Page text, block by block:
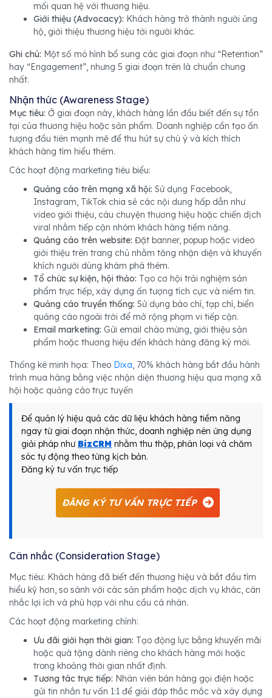
mối quan hệ với thương hiệu.
Giới thiệu (Advocacy): Khách hàng trở thành người ủng
hộ, giới thiệu thương hiệu tới người khác.
Ghi chú: Một số mô hình bổ sung các giai đoạn như “Retention”
hay “Engagement”, nhưng 5 giai đoạn trên là chuẩn chung
nhất.
Nhận thức (Awareness Stage)
Mục tiêu: Ở giai đoạn này, khách hàng lần đầu biết đến sự tồn
tại của thương hiệu hoặc sản phẩm. Doanh nghiệp cần tạo ấn
tượng đầu tiên mạnh mẽ để thu hút sự chú ý và kích thích
khách hàng tìm hiểu thêm.
Các hoạt động marketing tiêu biểu:
Quảng cáo trên mạng xã hội: Sử dụng Facebook,
Instagram, TikTok chia sẻ các nội dung hấp dẫn như
video giới thiệu, câu chuyện thương hiệu hoặc chiến dịch
viral nhằm tiếp cận nhóm khách hàng tiềm năng.
Quảng cáo trên website: Đặt banner, popup hoặc video
giới thiệu trên trang chủ nhằm tăng nhận diện và khuyến
khích người dùng khám phá thêm.
Tổ chức sự kiện, hội thảo: Tạo cơ hội trải nghiệm sản
phẩm trực tiếp, xây dựng ấn tượng tích cực và niềm tin.
Quảng cáo truyền thống: Sử dụng báo chí, tạp chí, biển
quảng cáo ngoài trời để mở rộng phạm vi tiếp cận.
Email marketing: Gửi email chào mừng, giới thiệu sản
phẩm hoặc thương hiệu đến khách hàng đăng ký mới.
Thống kê minh họa: Theo Dixa, 70% khách hàng bắt đầu hành
trình mua hàng bằng việc nhận diện thương hiệu qua mạng xã
hội hoặc quảng cáo trực tuyến
Để quản lý hiệu quả các dữ liệu khách hàng tiềm năng
ngay từ giai đoạn nhận thức, doanh nghiệp nên ứng dụng
giải pháp như BizCRM nhằm thu thập, phân loại và chăm
sóc tự động theo từng kịch bản.
Đăng ký tư vấn trực tiếp
ĐĂNG KÝ TƯ VẤN TRỰC TIẾP
Cân nhắc (Consideration Stage)
Mục tiêu: Khách hàng đã biết đến thương hiệu và bắt đầu tìm
hiểu kỹ hơn, so sánh với các sản phẩm hoặc dịch vụ khác, cân
nhắc lợi ích và phù hợp với nhu cầu cá nhân.
Các hoạt động marketing chính:
Ưu đãi giới hạn thời gian: Tạo động lực bằng khuyến mãi
hoặc quà tặng dành riêng cho khách hàng mới hoặc
trong khoảng thời gian nhất định.
Tương tác trực tiếp: Nhân viên bán hàng gọi điện hoặc
gửi tin nhắn tư vấn 1:1 để giải đáp thắc mắc và xây dựng